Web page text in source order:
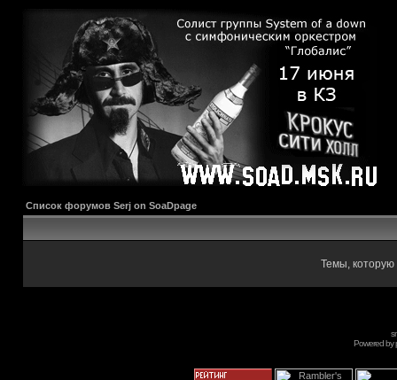
Список форумов Serj on SoaDpage
Темы, которую
Powered by